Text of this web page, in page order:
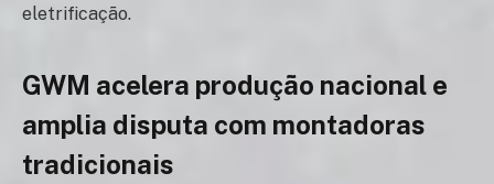
eletrificação.
GWM acelera produção nacional e
amplia disputa com montadoras
tradicionais